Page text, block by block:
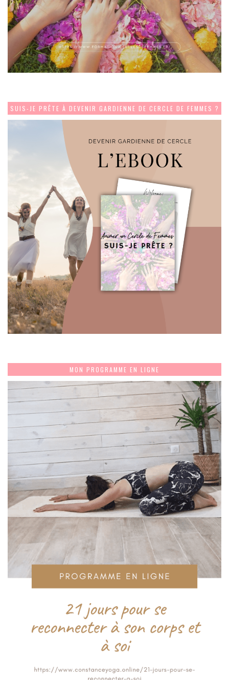
SUIS-JE PRÊTE À DEVENIR GARDIENNE DE CERCLE DE FEMMES ?
MON PROGRAMME EN LIGNE